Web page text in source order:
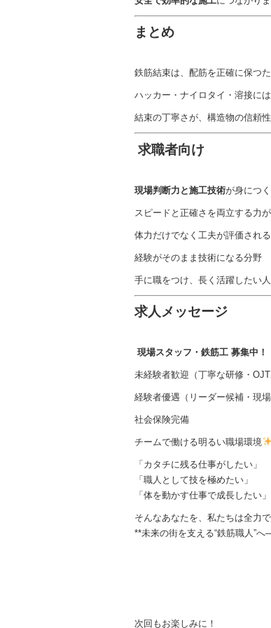
まとめ
鉄筋結束は、配筋を正確に保つ
ハッカー・ナイロタイ・溶接に
結束の丁寧さが、構造物の信頼性
‍ 求職者向け
現場判断力と施工技術が身につく
スピードと正確さを両立する力
体力だけでなく工夫が評価され
経験がそのまま技術になる分野
手に職をつけ、長く活躍したい人
求人メッセージ
現場スタッフ・鉄筋工 募集中！
未経験者歓迎（丁寧な研修・OJT
経験者優遇（リーダー候補・現
社会保険完備
チームで働ける明るい職場環境
「カタチに残る仕事がしたい」
「職人として技を極めたい」
「体を動かす仕事で成長したい」
そんなあなたを、私たちは全力で
**未来の街を支える“鉄筋職人”
次回もお楽しみに！